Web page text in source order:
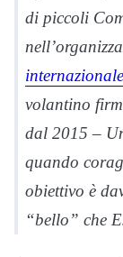
di piccoli
volantino
dal 2015 –
quando
obiettivo è
“bello” che